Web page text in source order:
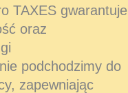
TAXES gwarantuje
oraz
podchodzimy do
zapewniając